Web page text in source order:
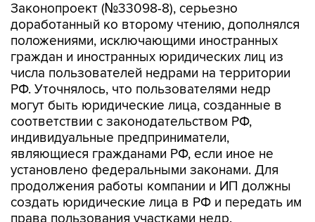
Законопроект (№33098-8), серьезно
доработанный ко второму чтению, дополнялся
положениями, исключающими иностранных
граждан и иностранных юридических лиц из
числа пользователей недрами на территории
РФ. Уточнялось, что пользователями недр
могут быть юридические лица, созданные в
соответствии с законодательством РФ,
индивидуальные предприниматели,
являющиеся гражданами РФ, если иное не
установлено федеральными законами. Для
продолжения работы компании и ИП должны
создать юридические лица в РФ и передать им